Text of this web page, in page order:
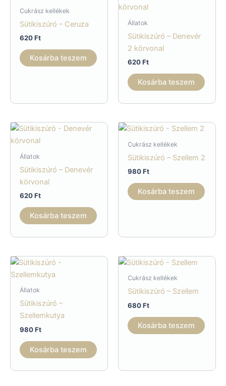
Cukrász kellékek
Sütikiszúró – Ceruza
620Ft
Kosárba teszem
Állatok
Sütikiszúró – Denevér
2 körvonal
620Ft
Kosárba teszem
Állatok
Sütikiszúró – Denevér
körvonal
620Ft
Kosárba teszem
Cukrász kellékek
Sütikiszúró – Szellem 2
980Ft
Kosárba teszem
Állatok
Sütikiszúró –
Szellemkutya
980Ft
Kosárba teszem
Cukrász kellékek
Sütikiszúró – Szellem
680Ft
Kosárba teszem